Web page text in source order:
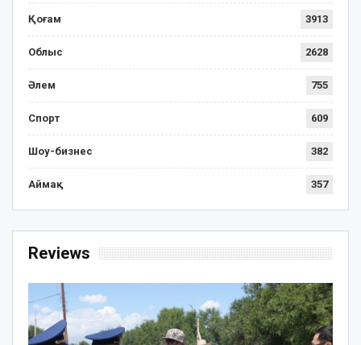
Қоғам 3913
Облыс 2628
Әлем 755
Спорт 609
Шоу-бизнес 382
Аймақ 357
Reviews